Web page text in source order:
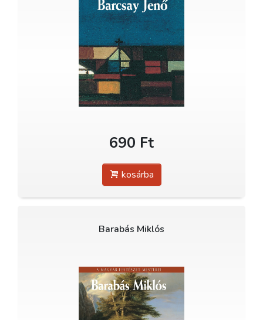
690 Ft
kosárba
Barabás Miklós